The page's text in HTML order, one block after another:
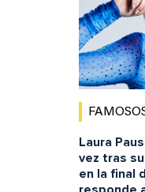
Laura
vez tras
en la final